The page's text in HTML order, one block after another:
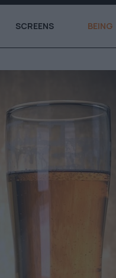
SCREENS BEING